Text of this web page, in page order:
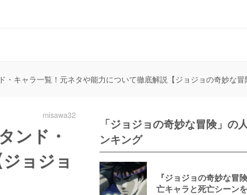
キャラ一覧！元ネタや能力について徹底解説【ジョジョの奇妙な冒
misawa32
ンド・
ョジョ
「ジョジョの奇妙な冒険」の
ンキング
『ジョジョの奇妙な冒
亡キャラと死亡シーン